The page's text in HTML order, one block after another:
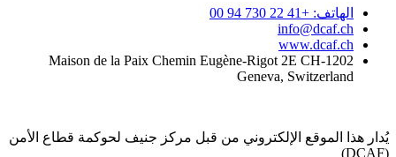
الهاتف: +41 22 730 94 00
info@dcaf.ch
www.dcaf.ch
Maison de la Paix Chemin Eugène-Rigot 2E CH-1202
Geneva, Switzerland
يُدار هذا الموقع الإلكتروني من قبل مركز جنيف لحوكمة قطاع الأمن
(DCAF)